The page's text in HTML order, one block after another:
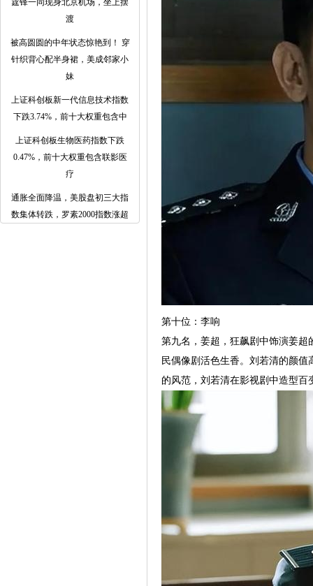
霆锋一同现身北京机场，坐上摆
渡
被高圆圆的中年状态惊艳到！ 穿
针织背心配半身裙，美成邻家小
妹
上证科创板新一代信息技术指数
下跌3.74%，前十大权重包含中
上证科创板生物医药指数下跌
0.47%，前十大权重包含联影医
疗
通胀全面降温，美股盘初三大指
数集体转跌，罗素2000指数涨超
第十位：李响
第九名，姜超，狂飙剧中饰演姜超
民偶像剧活色生香。刘若清的颜
的风范，刘若清在影视剧中造型